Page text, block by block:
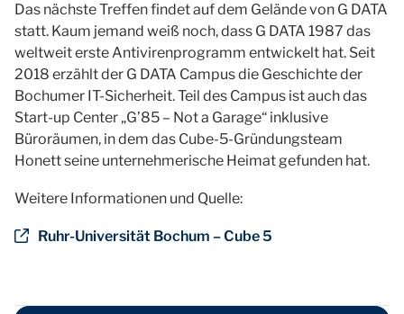
Das nächste Treffen findet auf dem Gelände von G DATA
statt. Kaum jemand weiß noch, dass G DATA 1987 das
weltweit erste Antivirenprogramm entwickelt hat. Seit
2018 erzählt der G DATA Campus die Geschichte der
Bochumer IT-Sicherheit. Teil des Campus ist auch das
Start-up Center „G’85 – Not a Garage“ inklusive
Büroräumen, in dem das Cube-5-Gründungsteam
Honett seine unternehmerische Heimat gefunden hat.
Weitere Informationen und Quelle:
Ruhr-Universität Bochum – Cube 5